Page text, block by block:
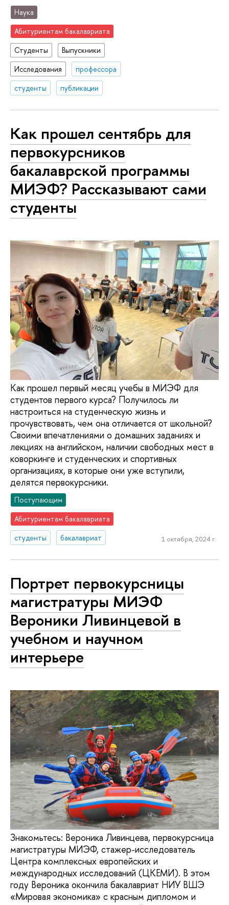
Наука
Абитуриентам бакалавриата
Студенты
Выпускники
Исследования
профессора
студенты
публикации
Как прошел сентябрь для
первокурсников
бакалаврской программы
МИЭФ? Рассказывают сами
студенты
Как прошел первый месяц учебы в МИЭФ для
студентов первого курса? Получилось ли
настроиться на студенческую жизнь и
прочувствовать, чем она отличается от школьной?
Своими впечатлениями о домашних заданиях и
лекциях на английском, наличии свободных мест в
коворкинге и студенческих и спортивных
организациях, в которые они уже вступили,
делятся первокурсники.
Поступающим
Абитуриентам бакалавриата
студенты
бакалавриат 1 октября, 2024 г.
Портрет первокурсницы
магистратуры МИЭФ
Вероники Ливинцевой в
учебном и научном
интерьере
Знакомьтесь: Вероника Ливинцева, первокурсница
магистратуры МИЭФ, стажер-исследователь
Центра комплексных европейских и
международных исследований (ЦКЕМИ). В этом
году Вероника окончила бакалавриат НИУ ВШЭ
«Мировая экономика» с красным дипломом и